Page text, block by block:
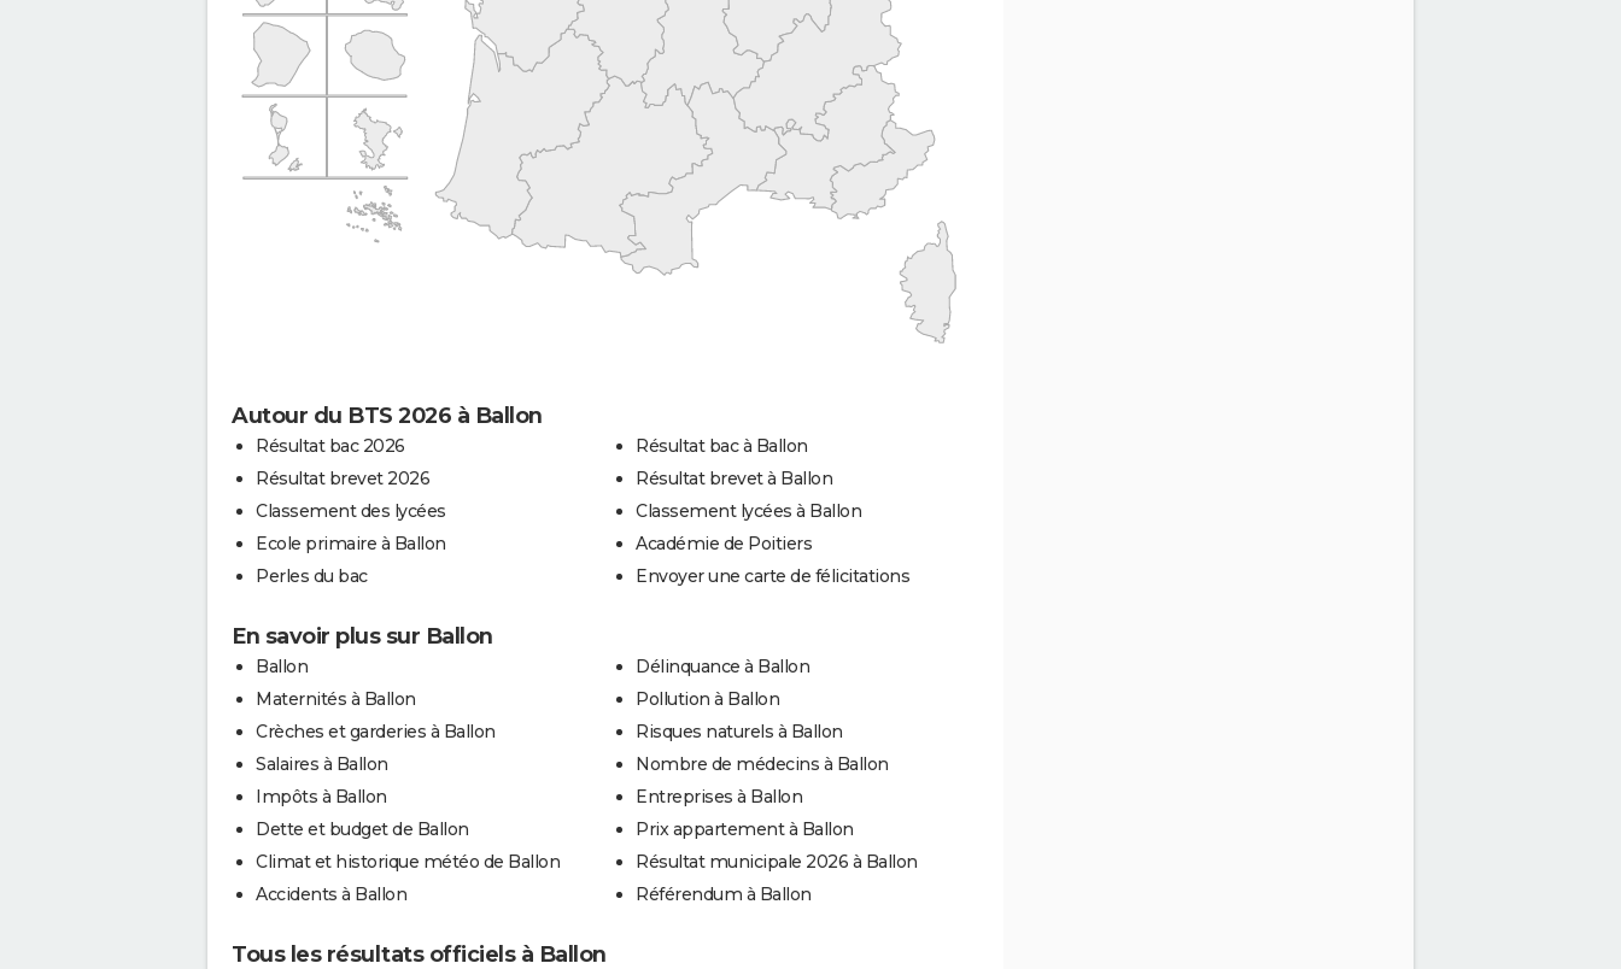
Autour du BTS 2026 à Ballon
Résultat bac 2026
Résultat brevet 2026
Classement des lycées
Ecole primaire à Ballon
Perles du bac
Résultat bac à Ballon
Résultat brevet à Ballon
Classement lycées à Ballon
Académie de Poitiers
Envoyer une carte de félicitations
En savoir plus sur Ballon
Ballon
Maternités à Ballon
Crèches et garderies à Ballon
Salaires à Ballon
Impôts à Ballon
Dette et budget de Ballon
Climat et historique météo de Ballon
Accidents à Ballon
Délinquance à Ballon
Pollution à Ballon
Risques naturels à Ballon
Nombre de médecins à Ballon
Entreprises à Ballon
Prix appartement à Ballon
Résultat municipale 2026 à Ballon
Référendum à Ballon
Tous les résultats officiels à Ballon